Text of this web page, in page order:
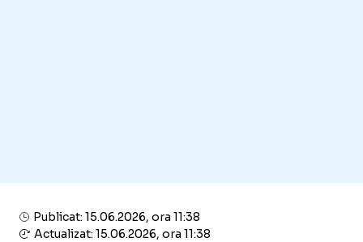
Publicat: 15.06.2026, ora 11:38
Actualizat: 15.06.2026, ora 11:38